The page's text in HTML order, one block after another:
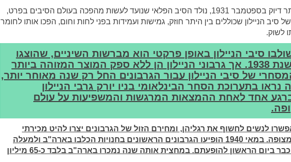
בתחילת אותו עשור, או ליתר דיוק בספטמבר 1931, נולד הסיב הפלאי שנועד לעשות מהפכה בעולם הסיבים בפרט,
סיב הניילון שכוללים בין היתר חוזק, גמישות ועמידות בפני לחות וחום, הפכו אותו לחומר
לשוק.
סיבי הניילון באופן פרקטי הוא מברשות השיניים, שהוצגו
לראשונה לציבור בשנת 1938. אך גרבוני הניילון הן ללא ספק המוצר המזוהה ביותר
של סיבי הניילון עבור הגרבונים החל רק שנה מאוחר יותר,
שנה נראו בתערוכת הסחר הבינלאומי בניו יורק גרבי הניילון
אחד לאחת ההמצאות המרגשות והמשפיעות על עולם
.
לנשים לחשוף את רגליהן, ומחירם הזול של הגרבונים יצרו להיט מכירתי
שהביקוש לו עלה מעל למצופה. במאי 1940 הופיעו הגרבונים הראשונים בחנויות הכלבו בארה"ב ולמעלה
מ-780 אלף זוגות נחטפו כבר ביום הראשון להופעתם. במחצית אותה שנה נמכרו בארה"ב בלבד כ-65 מיליון